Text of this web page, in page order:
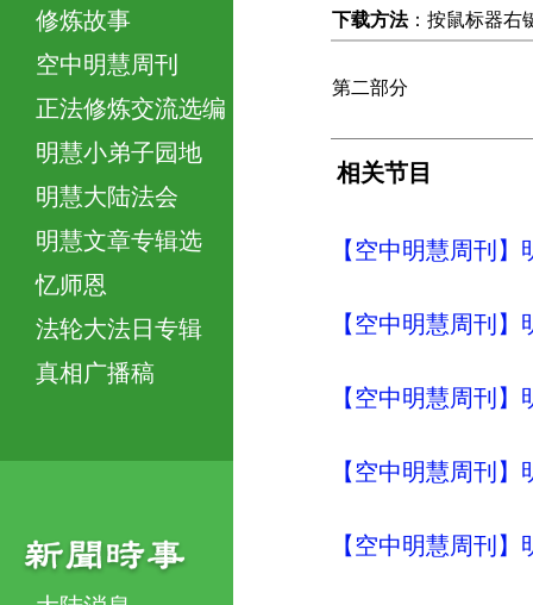
修炼故事
空中明慧周刊
正法修炼交流选编
明慧小弟子园地
明慧大陆法会
明慧文章专辑选
忆师恩
法轮大法日专辑
真相广播稿
下载方法：按鼠标器右
第二部分
相关节目
【空中明慧周刊
【空中明慧周刊
【空中明慧周刊
【空中明慧周刊
【空中明慧周刊